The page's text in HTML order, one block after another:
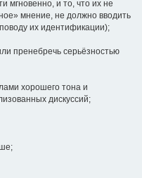
мгновенно, и то, что их не
мнение, не должно вводить
их идентификации);
пренебречь серьёзностью
хорошего тона и
дискуссий;